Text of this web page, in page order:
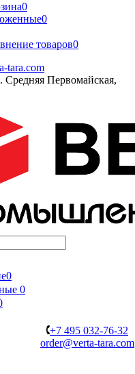
0
0
товаров0
tara.com
Средняя Первомайская,
0
0
+7 495 032-76-32
order@verta-tara.com